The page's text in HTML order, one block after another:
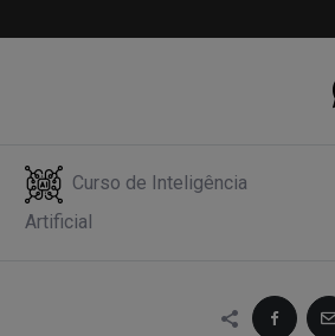
Curso de Inteligência
Artificial